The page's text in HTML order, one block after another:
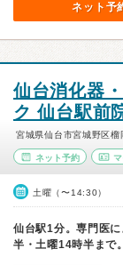
ネット予
仙台消化器
ク 仙台駅前
宮城県仙台市宮城野区榴
ネット予約
土曜（〜14:30）
仙台駅1分。専門医
半・土曜14時半まで